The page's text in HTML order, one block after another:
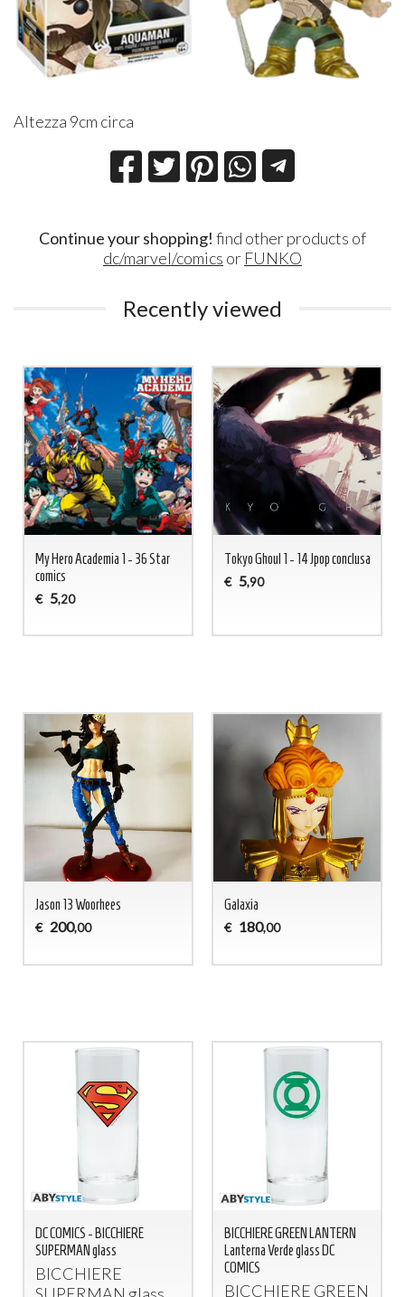
Altezza 9cm circa
Continue your shopping! find other products of
dc/marvel/comics or FUNKO
Recently viewed
My Hero Academia 1 - 36 Star
comics
€ 5,20
Tokyo Ghoul 1 - 14 Jpop conclusa
€ 5,90
Jason 13 Woorhees
€ 200,00
Galaxia
€ 180,00
DC COMICS - BICCHIERE
SUPERMAN glass
BICCHIERE
BICCHIERE GREEN LANTERN
Lanterna Verde glass DC
COMICS
BICCHIERE GREEN